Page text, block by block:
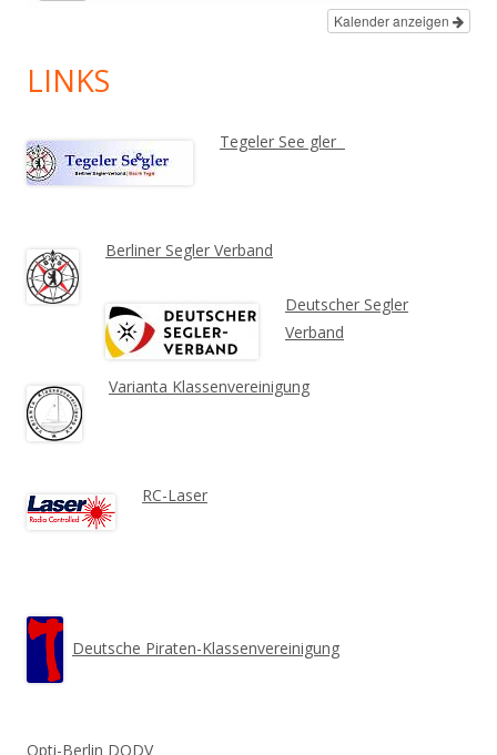
Kalender anzeigen
LINKS
Tegeler See gler
Berliner Segler Verband
Deutscher Segler
Verband
Varianta Klassenvereinigung
RC-Laser
Deutsche Piraten-Klassenvereinigung
Opti-Berlin DODV